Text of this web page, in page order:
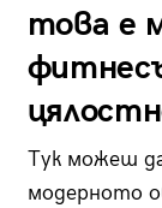
това е
Тук можеш
модерното